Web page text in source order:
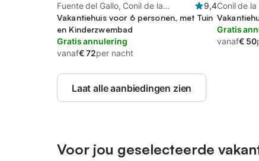
Fuente del Gallo, Conil de la
Frontera
9,4
Vakantiehuis voor 6 personen, met Tuin
en Kinderzwembad
Gratis annulering
vanaf€ 72per nacht
Conil de
Luz
Gratis
vanaf€ 50
Laat alle aanbiedingen zien
Voor jou geselecteerde